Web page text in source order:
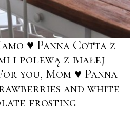
♥ Panna Cotta z
i polewą z białej
you, Mom ♥ Panna
and white
frosting